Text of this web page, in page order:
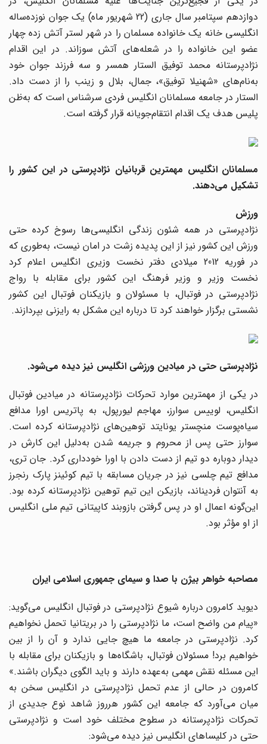
دوازدهم سپتامبر سال جاری (22 شهریور ماه) یک جوان نوزده‌ساله
انگلیسی خانه یک خانواده مسلمان را در شهر لستر آتش زده چهار
عضو این خانواده را در شعله‌های آتش سوزاند. در این اقدام
نژادپرستانه محمد توفیق الستار همسر و سه فرزند جوان خود
به‌نام‌های «شهنیلا توفیق»، جمال، بلال و زینب را از دست داد.
الستار در جامعه مسلمانان انگلیس فردی سرشناس است که به‌ظن
پلیس هدف یک اقدام انتقام‌جویانه قرار گرفته است.
مسلمانان انگلیس مهمترین قربانیان نژادپرستی در این کشور را
تشکیل می‌دهند.
ورزش
نژادپرستی در همه شئون زندگی انگلیسی‌ها رسوخ کرده حتی
ورزش این کشور نیز از این پدیده زشت در امان نیست، به‌طوری که
در فوریه 2012 میلادی دفتر نخست وزیری انگلیس اعلام کرد
نخست وزیر و وزیر فرهنگ این کشور برای مقابله با رواج
نژادپرستی در فوتبال، با مسئولان و بازیکنان فوتبال این کشور
نشستی برگزار خواهند کرد تا درباره این مشکل به رایزنی بپردازند.
نژادپرستی حتی در میادین ورزشی انگلیس نیز دیده می‌شود.
در یکی از مهمترین موارد تحرکات نژادپرستانه در میادین فوتبال
انگلیس، لوییس سوارز، مهاجم لیورپول، به پاتریس اورا مدافع
سیاه‌پوست منچستر یونایتد توهین‌های نژادپرستانه کرده است.
سوارز حتی پس از محروم و جریمه شدن به‌دلیل این کارش در
دیدار دوباره دو تیم از دست دادن با اورا خودداری کرد. جان تری،
مدافع تیم چلسی نیز در جریان مسابقه با تیم کوئینز پارک رنجرز
به آنتوان فردیناند، بازیکن این تیم توهین نژادپرستانه کرده بود.
این‌گونه اعمال او در پس گرفتن بازوبند کاپیتانی تیم ملی انگلیس
از او مؤثر بود.
مصاحبه خواهر بیژن با صدا و سیمای جمهوری اسلامی ایران
دیوید کامرون درباره شیوع نژادپرستی در فوتبال انگلیس می‌گوید:
«پیام من واضح است، ما نژادپرستی را در بریتانیا تحمل نخواهیم
کرد. نژادپرستی در جامعه ما هیچ جایی ندارد و آن را از بین
خواهیم برد! مسئولان فوتبال، باشگاه‌ها و بازیکنان برای مقابله با
این مسئله نقش مهمی به‌عهده دارند و باید الگوی دیگران باشند.»
کامرون در حالی از عدم تحمل نژادپرستی در انگلیس سخن به
میان می‌آورد که جامعه این کشور هرروز شاهد نوع جدیدی از
تحرکات نژادپرستانه در سطوح مختلف خود است و نژادپرستی
حتی در کلیساهای انگلیس نیز دیده می‌شود: